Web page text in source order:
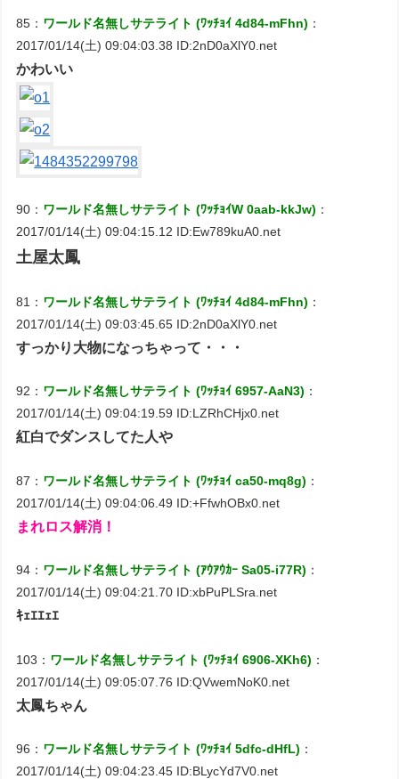
85： ワールド名無しサテライト (ﾜｯﾁｮｲ 4d84-mFhn) ：
2017/01/14(土) 09:04:03.38 ID:2nD0aXlY0.net
かわいい
90： ワールド名無しサテライト (ﾜｯﾁｮｲW 0aab-kkJw) ：
2017/01/14(土) 09:04:15.12 ID:Ew789kuA0.net
土屋太鳳
81： ワールド名無しサテライト (ﾜｯﾁｮｲ 4d84-mFhn) ：
2017/01/14(土) 09:03:45.65 ID:2nD0aXlY0.net
すっかり大物になっちゃって・・・
92： ワールド名無しサテライト (ﾜｯﾁｮｲ 6957-AaN3) ：
2017/01/14(土) 09:04:19.59 ID:LZRhCHjx0.net
紅白でダンスしてた人や
87： ワールド名無しサテライト (ﾜｯﾁｮｲ ca50-mq8g) ：
2017/01/14(土) 09:04:06.49 ID:+FfwhOBx0.net
まれロス解消！
94： ワールド名無しサテライト (ｱｳｱｳｶｰ Sa05-i77R) ：
2017/01/14(土) 09:04:21.70 ID:xbPuPLSra.net
ｷｪｴｴｪｴ
103： ワールド名無しサテライト (ﾜｯﾁｮｲ 6906-XKh6) ：
2017/01/14(土) 09:05:07.76 ID:QVwemNoK0.net
太鳳ちゃん
96： ワールド名無しサテライト (ﾜｯﾁｮｲ 5dfc-dHfL) ：
2017/01/14(土) 09:04:23.45 ID:BLycYd7V0.net